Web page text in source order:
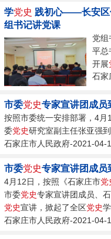
学党史 践初心——长安区
组书记讲党课
党组
平总
开展
基本
教育
通...
石家
市委党史专家宣讲团成员
按照市委统一安排部署，4月
委党史研究室副主任张亚强
石家庄市人民政府-2021-04-
市委党史专家宣讲团成员
4月12日，按照《石家庄市党
市委党史专家宣讲团成员、
党史宣讲，掀起了全区党史
石家庄市人民政府-2021-04-